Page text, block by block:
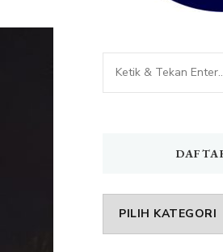
Mencari
Sesuatu?
DAFTAR
MENU